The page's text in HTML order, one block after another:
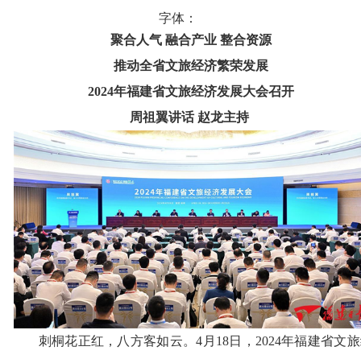
字体：
聚合人气 融合产业 整合资源
推动全省文旅经济繁荣发展
2024年福建省文旅经济发展大会召开
周祖翼讲话 赵龙主持
刺桐花正红，八方客如云。4月18日，2024年福建省文